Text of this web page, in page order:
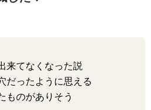
来てなくなった説
だったように思える
ものがありそう